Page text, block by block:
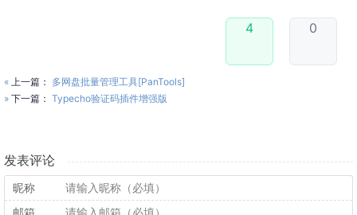
4 0
« 上一篇： 多网盘批量管理工具[PanTools]
» 下一篇： Typecho验证码插件增强版
发表评论
昵称
邮箱